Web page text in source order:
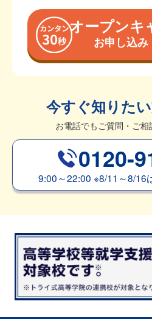
オープンキ
お申し込み
今すぐ知りた
お電話でもご質問・ご相
0120-
9:00～22:00 ※8/11～8/16